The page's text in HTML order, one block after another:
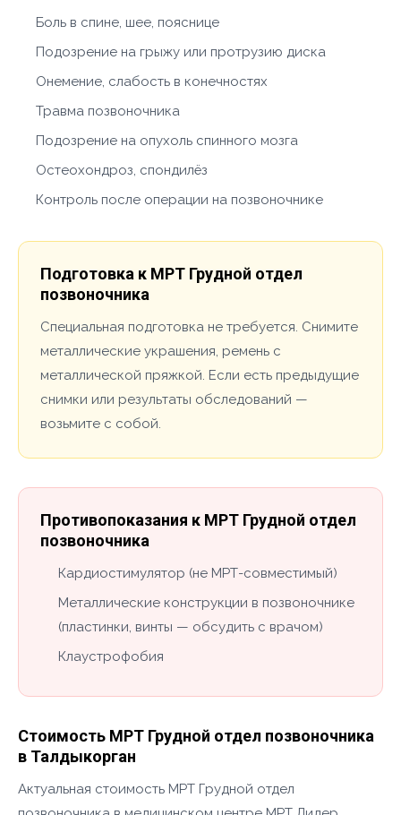
Боль в спине, шее, пояснице
Подозрение на грыжу или протрузию диска
Онемение, слабость в конечностях
Травма позвоночника
Подозрение на опухоль спинного мозга
Остеохондроз, спондилёз
Контроль после операции на позвоночнике
Подготовка к МРТ Грудной отдел
позвоночника
Специальная подготовка не требуется. Снимите
металлические украшения, ремень с
металлической пряжкой. Если есть предыдущие
снимки или результаты обследований —
возьмите с собой.
Противопоказания к МРТ Грудной отдел
позвоночника
Кардиостимулятор (не МРТ-совместимый)
Металлические конструкции в позвоночнике
(пластинки, винты — обсудить с врачом)
Клаустрофобия
Стоимость МРТ Грудной отдел позвоночника
в Талдыкорган
Актуальная стоимость МРТ Грудной отдел